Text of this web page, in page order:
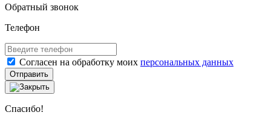
Обратный звонок
Телефон
Согласен на обработку моих персональных данных
Отправить
Спасибо!